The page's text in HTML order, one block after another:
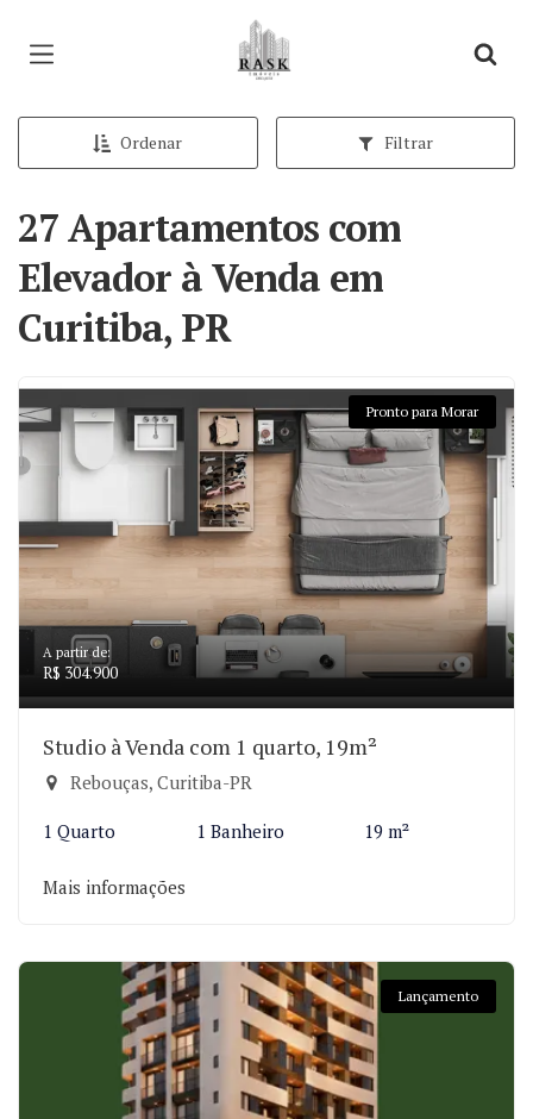
Página inicial
Ordenar Filtrar
27 Apartamentos com
Elevador à Venda em
Curitiba, PR
Pronto para Morar
A partir de:
R$ 304.900
Studio à Venda com 1 quarto, 19m²
Rebouças, Curitiba-PR
1 Quarto 1 Banheiro 19 m²
Mais informações
Lançamento